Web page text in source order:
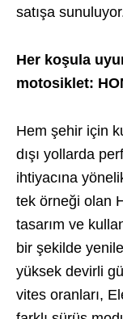
satışa
Her koşula
motosiklet:
Hem şehir için
dışı yollarda
ihtiyacına
tek örneği olan
tasarım ve
bir şekilde
yüksek devirli
vites oranları,